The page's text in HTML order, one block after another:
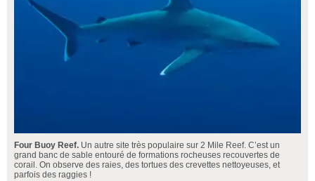
Four Buoy Reef. Un autre site très populaire sur 2 Mile Reef. C’est un
grand banc de sable entouré de formations rocheuses recouvertes de
corail. On observe des raies, des tortues des crevettes nettoyeuses, et
parfois des raggies !